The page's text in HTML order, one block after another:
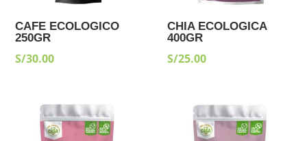
CAFE ECOLOGICO
250GR
S/30.00
CHIA ECOLOGICA
400GR
S/25.00